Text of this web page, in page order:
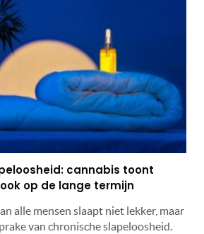
cannabis toont
op de lange termijn
alle mensen slaapt niet lekker, maar
van chronische slapeloosheid.